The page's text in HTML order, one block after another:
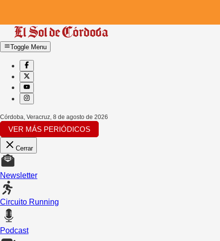
Toggle Menu
Córdoba, Veracruz 8 de agosto de 2026
VER MÁS PERIÓDICOS
Cerrar
Newsletter
Circuito Running
Podcast